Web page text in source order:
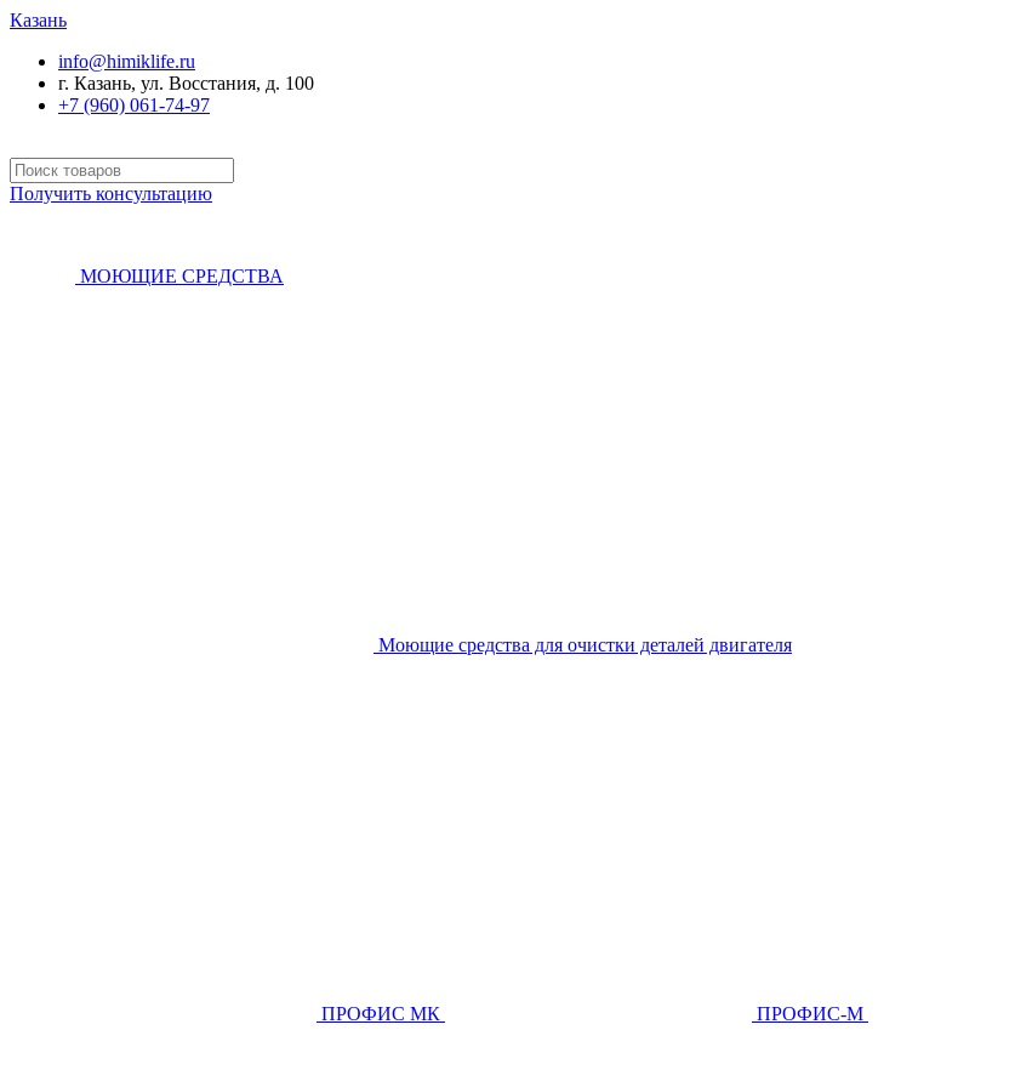
Казань
info@himiklife.ru
г. Казань, ул. Восстания, д. 100
+7 (960) 061-74-97
Получить консультацию
МОЮЩИЕ СРЕДСТВА
Моющие средства для очистки деталей двигателя
ПРОФИС МК ПРОФИС-М